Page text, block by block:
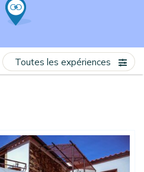
de fidélité
Toutes les expériences